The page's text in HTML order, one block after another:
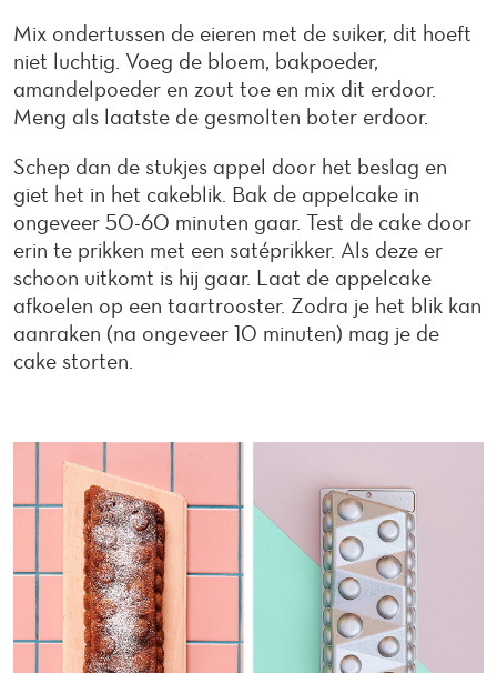
Mix ondertussen de eieren met de suiker, dit hoeft
niet luchtig. Voeg de bloem, bakpoeder,
amandelpoeder en zout toe en mix dit erdoor.
Meng als laatste de gesmolten boter erdoor.
Schep dan de stukjes appel door het beslag en
giet het in het cakeblik. Bak de appelcake in
ongeveer 50-60 minuten gaar. Test de cake door
erin te prikken met een satéprikker. Als deze er
schoon uitkomt is hij gaar. Laat de appelcake
afkoelen op een taartrooster. Zodra je het blik kan
aanraken (na ongeveer 10 minuten) mag je de
cake storten.